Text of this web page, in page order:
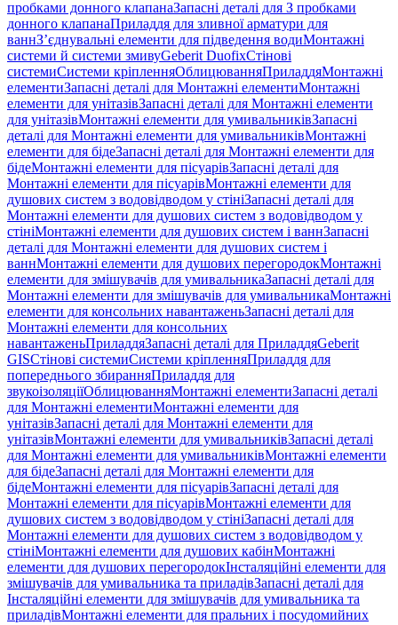
пробками донного клапанаЗапасні деталі для З пробками
донного клапанаПриладдя для зливної арматури для
ваннЗ’єднувальні елементи для підведення водиМонтажні
системи й системи змивуGeberit DuofixСтінові
системиСистеми кріпленняОблицюванняПриладдяМонтажні
елементиЗапасні деталі для Монтажні елементиМонтажні
елементи для унітазівЗапасні деталі для Монтажні елементи
для унітазівМонтажні елементи для умивальниківЗапасні
деталі для Монтажні елементи для умивальниківМонтажні
елементи для бідеЗапасні деталі для Монтажні елементи для
бідеМонтажні елементи для пісуарівЗапасні деталі для
Монтажні елементи для пісуарівМонтажні елементи для
душових систем з водовідводом у стініЗапасні деталі для
Монтажні елементи для душових систем з водовідводом у
стініМонтажні елементи для душових систем і ваннЗапасні
деталі для Монтажні елементи для душових систем і
ваннМонтажні елементи для душових перегородокМонтажні
елементи для змішувачів для умивальникаЗапасні деталі для
Монтажні елементи для змішувачів для умивальникаМонтажні
елементи для консольних навантаженьЗапасні деталі для
Монтажні елементи для консольних
навантаженьПриладдяЗапасні деталі для ПриладдяGeberit
GISСтінові системиСистеми кріпленняПриладдя для
попереднього збиранняПриладдя для
звукоізоляціїОблицюванняМонтажні елементиЗапасні деталі
для Монтажні елементиМонтажні елементи для
унітазівЗапасні деталі для Монтажні елементи для
унітазівМонтажні елементи для умивальниківЗапасні деталі
для Монтажні елементи для умивальниківМонтажні елементи
для бідеЗапасні деталі для Монтажні елементи для
бідеМонтажні елементи для пісуарівЗапасні деталі для
Монтажні елементи для пісуарівМонтажні елементи для
душових систем з водовідводом у стініЗапасні деталі для
Монтажні елементи для душових систем з водовідводом у
стініМонтажні елементи для душових кабінМонтажні
елементи для душових перегородокІнсталяційні елементи для
змішувачів для умивальника та приладівЗапасні деталі для
Інсталяційні елементи для змішувачів для умивальника та
приладівМонтажні елементи для пральних і посудомийних